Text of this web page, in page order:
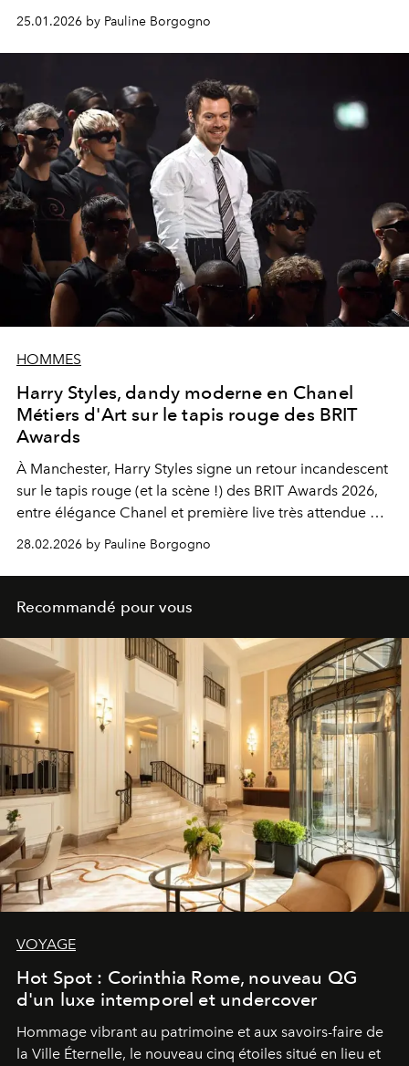
25.01.2026 by Pauline Borgogno
HOMMES
Harry Styles, dandy moderne en Chanel
Métiers d'Art sur le tapis rouge des BRIT
Awards
À Manchester, Harry Styles signe un retour incandescent
sur le tapis rouge (et la scène !) des BRIT Awards 2026,
entre élégance Chanel et première live très attendue de
son nouveau single
28.02.2026 by Pauline Borgogno
Recommandé pour vous
VOYAGE
Hot Spot : Corinthia Rome, nouveau QG
d'un luxe intemporel et undercover
Hommage vibrant au patrimoine et aux savoirs-faire de
la Ville Éternelle, le nouveau cinq étoiles situé en lieu et